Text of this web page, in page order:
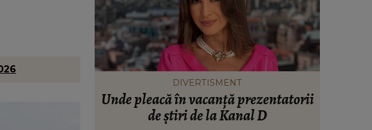
DIVERTISMENT
Unde pleacă în vacanță prezentatorii
de știri de la Kanal D